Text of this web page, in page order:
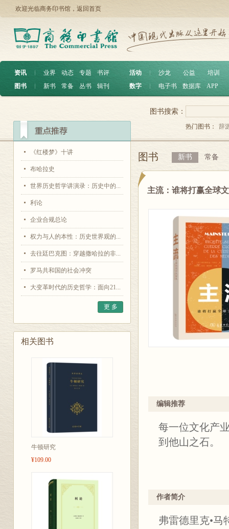
欢迎光临商务印书馆， 返回首页
资讯 ︱ 业界 动态 专题
书评
图书
︱ 新书 常备 丛书 辑刊
活动 沙龙 公益
培训
数字
电子书 数据库 APP
《红楼梦》十讲
布哈拉史
世界历史哲学讲演录：历史中的...
利论
企业合规总论
权力与人的本性：历史世界观的...
去往廷巴克图：穿越撒哈拉的非...
罗马共和国的社会冲突
大变革时代的历史哲学：面向21...
更 多
相关图书
牛顿研究
¥109.00
图书搜索：
热门图书： 辞
图书 新书 常备
主流：谁将打赢全球
编辑推荐
每一位文化产
到他山之石。
作者简介
弗雷德里克•马